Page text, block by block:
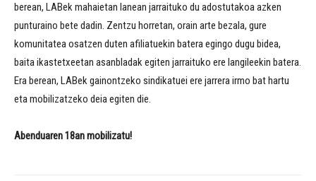
berean, LABek mahaietan lanean jarraituko du adostutakoa azken
punturaino bete dadin. Zentzu horretan, orain arte bezala, gure
komunitatea osatzen duten afiliatuekin batera egingo dugu bidea,
baita ikastetxeetan asanbladak egiten jarraituko ere langileekin batera.
Era berean, LABek gainontzeko sindikatuei ere jarrera irmo bat hartu
eta mobilizatzeko deia egiten die.
Abenduaren 18an mobilizatu!